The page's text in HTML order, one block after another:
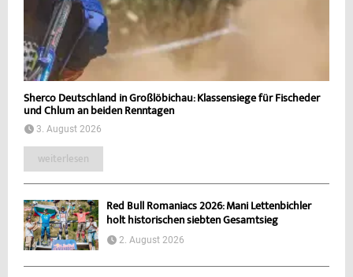
Sherco Deutschland in Großlöbichau: Klassensiege für Fischeder
und Chlum an beiden Renntagen
3. August 2026
weiterlesen
Red Bull Romaniacs 2026: Mani Lettenbichler
holt historischen siebten Gesamtsieg
2. August 2026